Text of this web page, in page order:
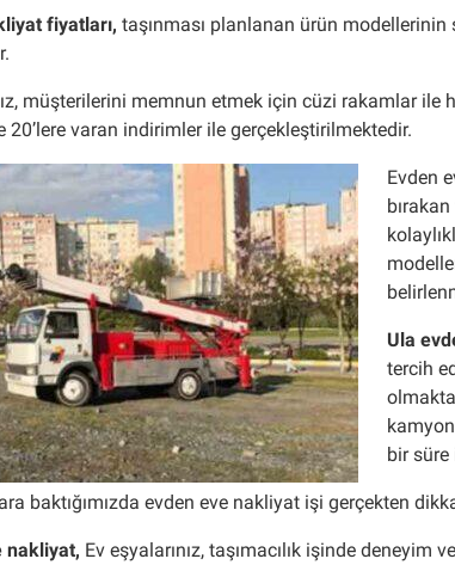
fiyatları, taşınması planlanan ürün modellerinin
müşterilerini memnun etmek için cüzi rakamlar ile
20’lere varan indirimler ile gerçekleştirilmektedir.
Evden
Ula
tercih
bir süre
baktığımızda evden eve nakliyat işi gerçekten
nakliyat, Ev eşyalarınız, taşımacılık işinde